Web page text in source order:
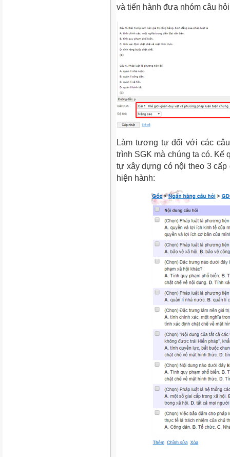
và tiến hành đưa nhóm câu
Làm tương tự đối với các
trình SGK mà chúng ta có. Kế
tự xây dựng có nội theo 3
hiện hành: